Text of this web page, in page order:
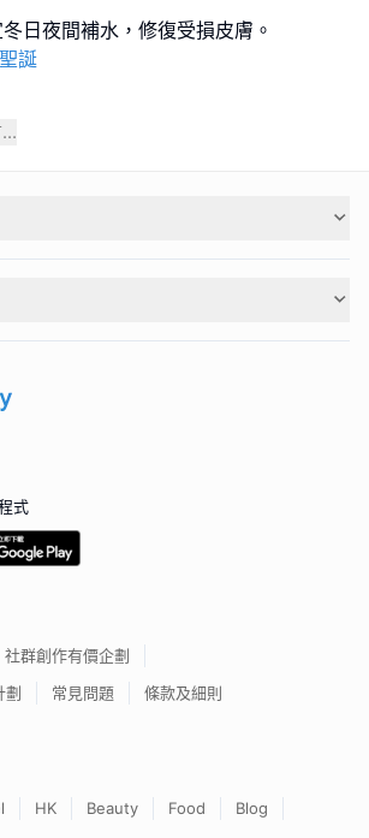
誕
式
社群創作有價企劃
劃
常見問題 條款及細則
HK Beauty Food
Blog